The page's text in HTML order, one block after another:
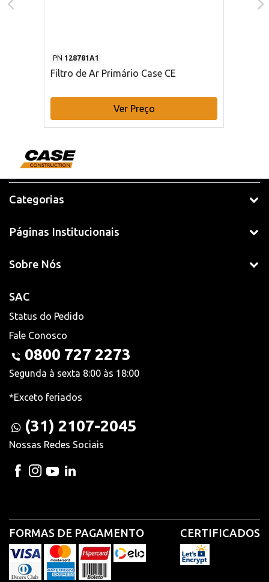
PN 128781A1
Filtro de Ar Primário Case CE
Ver Preço
Categorias
Páginas Institucionais
Sobre Nós
SAC
Status do Pedido
Fale Conosco
0800 727 2273
Segunda à sexta 8:00 às 18:00
*Exceto feriados
(31) 2107-2045
Nossas Redes Sociais
FORMAS DE PAGAMENTO CERTIFICADOS